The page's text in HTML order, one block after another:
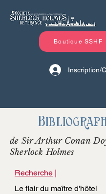
Boutique SSHF
Inscription/
de Sir Arthur Conan
Sherlock Holmes
Recherche |
Le flair du maître d'hôtel